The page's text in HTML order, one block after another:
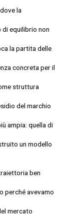
la
di equilibrio non
la partita delle
concreta per il
struttura
del marchio
ampia: quella di
un modello
ben
perché avevamo
mercato